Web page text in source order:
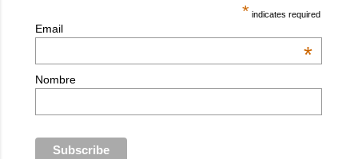
* indicates required
Email
*
Nombre